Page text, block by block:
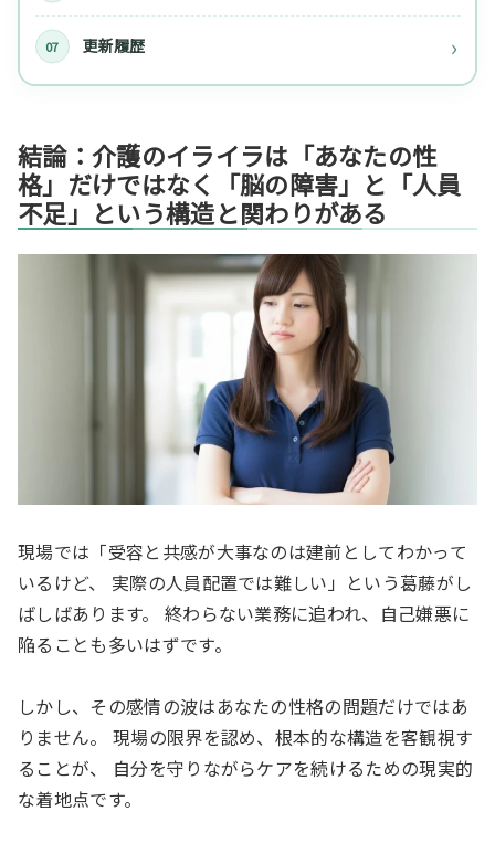
更新履歴
結論：介護のイライラは「あなたの性
格」だけではなく「脳の障害」と「人員
不足」という構造と関わりがある
現場では「受容と共感が大事なのは建前としてわかって
いるけど、 実際の人員配置では難しい」という葛藤がし
ばしばあります。 終わらない業務に追われ、自己嫌悪に
陥ることも多いはずです。
しかし、その感情の波はあなたの性格の問題だけではあ
りません。 現場の限界を認め、根本的な構造を客観視す
ることが、 自分を守りながらケアを続けるための現実的
な着地点です。